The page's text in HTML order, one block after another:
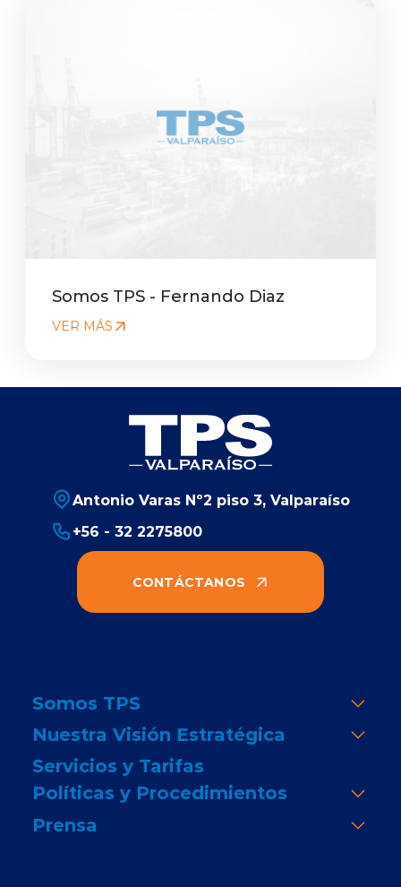
Somos TPS - Fernando Diaz
VER MÁS
Antonio Varas Nº2 piso 3, Valparaíso
+56 - 32 2275800
CONTÁCTANOS
Somos TPS
Nuestra Visión Estratégica
Servicios y Tarifas
Políticas y Procedimientos
Prensa